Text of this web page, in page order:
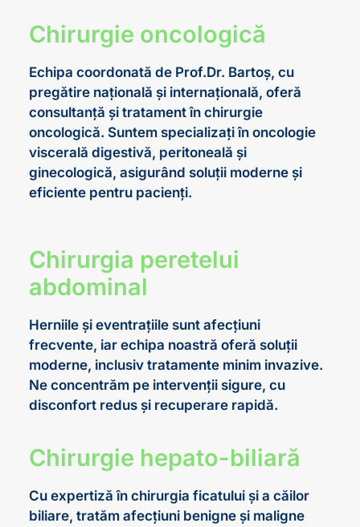
Chirurgie oncologică
Echipa coordonată de Prof.Dr. Bartoș, cu
pregătire națională și internațională, oferă
consultanță și tratament în chirurgie
oncologică. Suntem specializați în oncologie
viscerală digestivă, peritoneală și
ginecologică, asigurând soluții moderne și
eficiente pentru pacienți.
Chirurgia peretelui
abdominal
Herniile și eventrațiile sunt afecțiuni
frecvente, iar echipa noastră oferă soluții
moderne, inclusiv tratamente minim invazive.
Ne concentrăm pe intervenții sigure, cu
disconfort redus și recuperare rapidă.
Chirurgie hepato-biliară
Cu expertiză în chirurgia ficatului și a căilor
biliare, tratăm afecțiuni benigne și maligne